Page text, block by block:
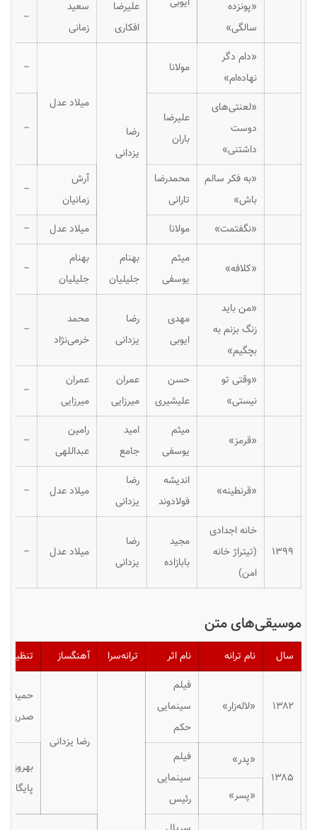
«پونزده
سالگی»
علیرضا
افکاری
سعید
زمانی
–
«دام دگر
نهاده‌ام»
مولانا
رضا
یزدانی
میلاد عدل
–
«لعنتی‌های
دوست
داشتنی»
علیرضا
باران
–
«به فکر سالم
باش»
محمدرضا
تارانی
آرش
زمانیان
–
«نگفتمت» مولانا میلاد عدل –
«کلافه»
میثم
یوسفی
بهنام
جلیلیان
بهنام
جلیلیان
–
«من باید
زنگ بزنم به
بچگیم»
مهدی
ایوبی
رضا
یزدانی
محمد
خرمی‌نژاد
–
«وقتی تو
نیستی»
حسن
علیشیری
عمران
میرزایی
عمران
میرزایی
–
«قرمز»
میثم
یوسفی
امید
جامع
رامین
عبداللهی
–
«قرنطینه»
اندیشه
فولادوند
رضا
یزدانی
میلاد عدل –
۱۳۹۹
خانه اجدادی
(تیتراژ خانه
امن)
مجید
بابازاده
رضا
یزدانی
میلاد عدل –
موسیقی‌های متن
سال نام ترانه نام اثر ترانه‌سرا آهنگساز
۱۳۸۲ «لاله‌زار»
فیلم
سینمایی
حکم
رضا یزدانی
حمیدرضا
صدری
۱۳۸۵
«پدر»
فیلم
سینمایی
رئیس
بهروز
پایگان
«پسر»